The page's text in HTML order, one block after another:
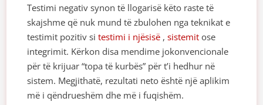
Testimi negativ synon të llogarisë këto raste të
skajshme që nuk mund të zbulohen nga teknikat e
testimit pozitiv si testimi i njësisë , sistemit ose
integrimit. Kërkon disa mendime jokonvencionale
për të krijuar “topa të kurbës” për t’i hedhur në
sistem. Megjithatë, rezultati neto është një aplikim
më i qëndrueshëm dhe më i fuqishëm.